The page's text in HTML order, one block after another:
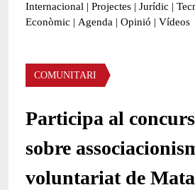
Internacional | Projectes | Jurídic |
Econòmic | Agenda | Opinió | Vídeos
Àmbit de la notícia
COMUNITARI
Participa al
sobre
voluntariat de